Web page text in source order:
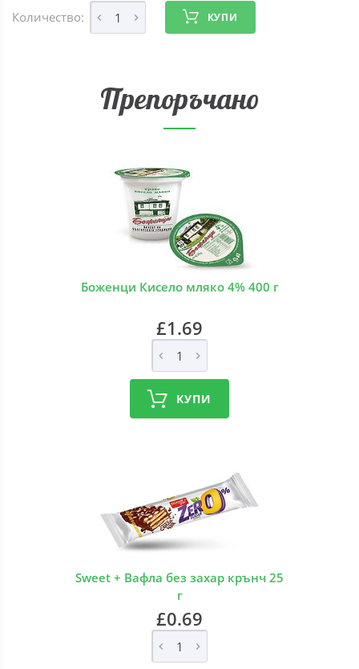
Количество: КУПИ
Препоръчано
Боженци Кисело мляко 4% 400 г
£1.69
КУПИ
Sweet + Вафла без захар крънч 25
г
£0.69